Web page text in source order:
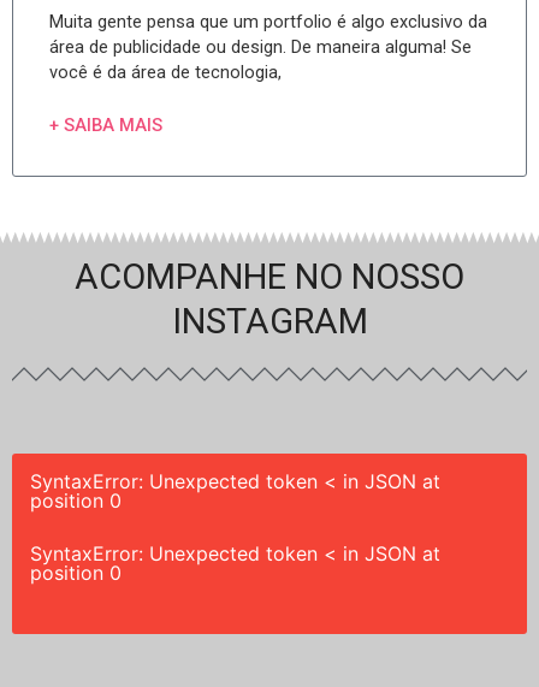
Muita gente pensa que um portfolio é algo exclusivo da
área de publicidade ou design. De maneira alguma! Se
você é da área de tecnologia,
+ SAIBA MAIS
ACOMPANHE NO NOSSO
INSTAGRAM
SyntaxError: Unexpected token < in JSON at
position 0
SyntaxError: Unexpected token < in JSON at
position 0